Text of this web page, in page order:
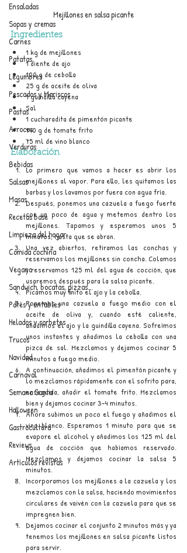
Ensaladas
Sopas y cremas
Carnes
Patatas
Legumbres
Pescados y Mariscos
Pastas
Arroces
Verduras
Bebidas
Salsas
Masas
Recetas base
Limpieza del hogar
Comida cochina
Vegano
Sandwich, bocatas, pizzas...
Patés y untables
Helados y sorbetes
Trucos
Navidad
Carnaval
Semana Santa
Halloween
Gastrocultura
Reviews
Artículos revistas
Mejillones en salsa picante
Ingredientes
1 kg de mejillones
1 diente de ajo
100 g de cebolla
25 g de aceite de oliva
1 guindilla cayena
Sal
1 cucharadita de pimentón picante
140 g de tomate frito
75 ml de vino blanco
Elaboración
Lo primero que vamos a hacer es abrir los
mejillones al vapor. Para ello, les quitamos las
barbas y los lavamos por fuera con agua fría.
Después, ponemos una cazuela a fuego fuerte
con un poco de agua y metemos dentro los
mejillones. Tapamos y esperamos unos 5
minutos, hasta que se abran.
Una vez abiertos, retiramos las conchas y
reservamos los mejillones sin concha. Colamos
y reservamos 125 ml del agua de cocción, que
usaremos después para la salsa picante.
Picamos muy finito el ajo y la cebolla.
Ponemos una cazuela a fuego medio con el
aceite de oliva y, cuando esté caliente,
añadimos el ajo y la guindilla cayena. Sofreímos
unos instantes y añadimos la cebolla con una
pizca de sal. Mezclamos y dejamos cocinar 5
minutos a fuego medio.
A continuación, añadimos el pimentón picante y
lo mezclamos rápidamente con el sofrito para,
enseguida, añadir el tomate frito. Mezclamos
bien y dejamos cocinar 3–4 minutos.
Ahora subimos un poco el fuego y añadimos el
vino blanco. Esperamos 1 minuto para que se
evapore el alcohol y añadimos los 125 ml del
agua de cocción que habíamos reservado.
Mezclamos y dejamos cocinar la salsa 5
minutos.
Incorporamos los mejillones a la cazuela y los
mezclamos con la salsa, haciendo movimientos
circulares de vaivén con la cazuela para que se
impregnen bien.
Dejamos cocinar el conjunto 2 minutos más y ya
tenemos los mejillones en salsa picante listos
para servir.